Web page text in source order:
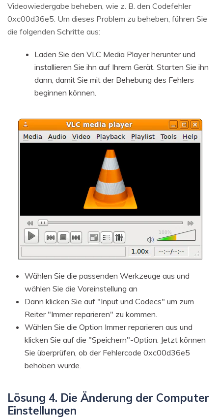
Videowiedergabe beheben, wie z. B. den Codefehler
0xc00d36e5. Um dieses Problem zu beheben, führen Sie
die folgenden Schritte aus:
Laden Sie den VLC Media Player herunter und
installieren Sie ihn auf Ihrem Gerät. Starten Sie ihn
dann, damit Sie mit der Behebung des Fehlers
beginnen können.
Wählen Sie die passenden Werkzeuge aus und
wählen Sie die Voreinstellung an
Dann klicken Sie auf "Input und Codecs" um zum
Reiter "Immer reparieren" zu kommen.
Wählen Sie die Option Immer reparieren aus und
klicken Sie auf die "Speichern"-Option. Jetzt können
Sie überprüfen, ob der Fehlercode 0xc00d36e5
behoben wurde.
Lösung 4. Die Änderung der Computer
Einstellungen